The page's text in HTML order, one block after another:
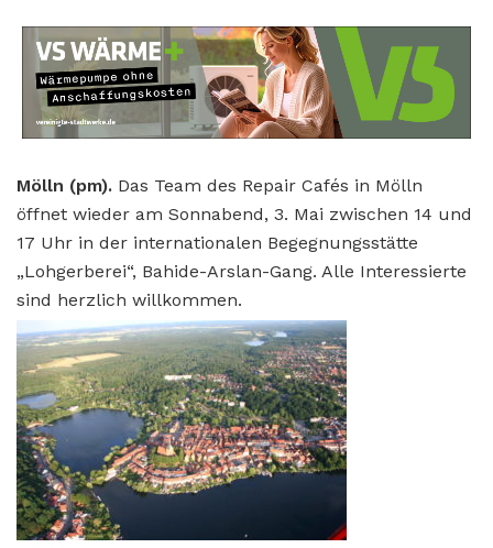
Mölln (pm). Das Team des Repair Cafés in Mölln
öffnet wieder am Sonnabend, 3. Mai zwischen 14 und
17 Uhr in der internationalen Begegnungsstätte
„Lohgerberei“, Bahide-Arslan-Gang. Alle Interessierte
sind herzlich willkommen.